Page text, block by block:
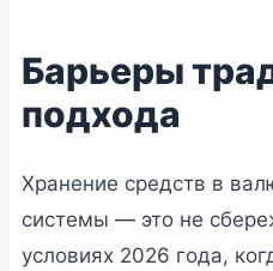
Барьеры
подхода
Хранение средств в
системы — это не
условиях 2026 года,